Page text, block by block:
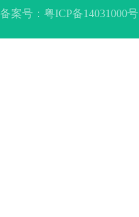
备案号： 粤ICP备14031000号